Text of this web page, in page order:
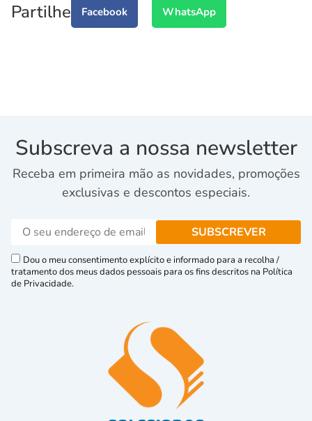
Partilhe Facebook WhatsApp
Subscreva a nossa newsletter
Receba em primeira mão as novidades, promoções
exclusivas e descontos especiais.
Dou o meu consentimento explícito e informado para a recolha /
tratamento dos meus dados pessoais para os fins descritos na Política
de Privacidade.